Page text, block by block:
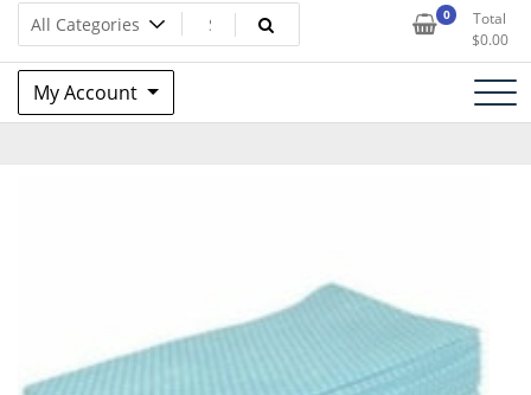
0
Total
$0.00
My Account